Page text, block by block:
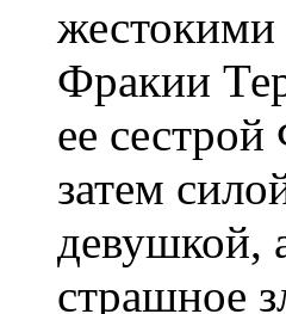
жестокими
Фракии
ее
затем
девушкой,
страшное